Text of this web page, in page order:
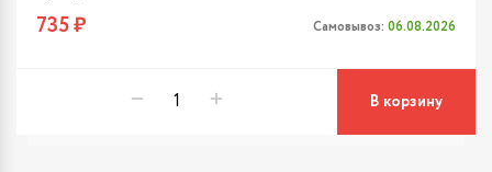
735 ₽ Самовывоз: 06.08.2026
В корзину